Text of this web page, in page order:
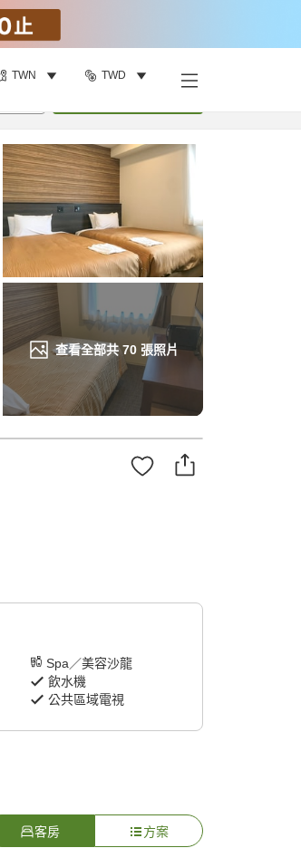
TWN TWD
查看全部共70張照片
Spa／美容沙龍
飲水機
公共區域電視
客房 方案